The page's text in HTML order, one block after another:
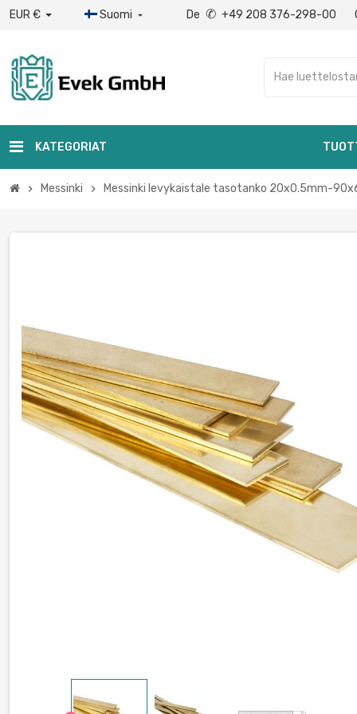
EUR € Suomi  De ✆ +49 208 376-298-00
KATEGORIAT
chevron_right Messinki chevron_right Messinki levykaistale tasotanko 20x0.5mm-